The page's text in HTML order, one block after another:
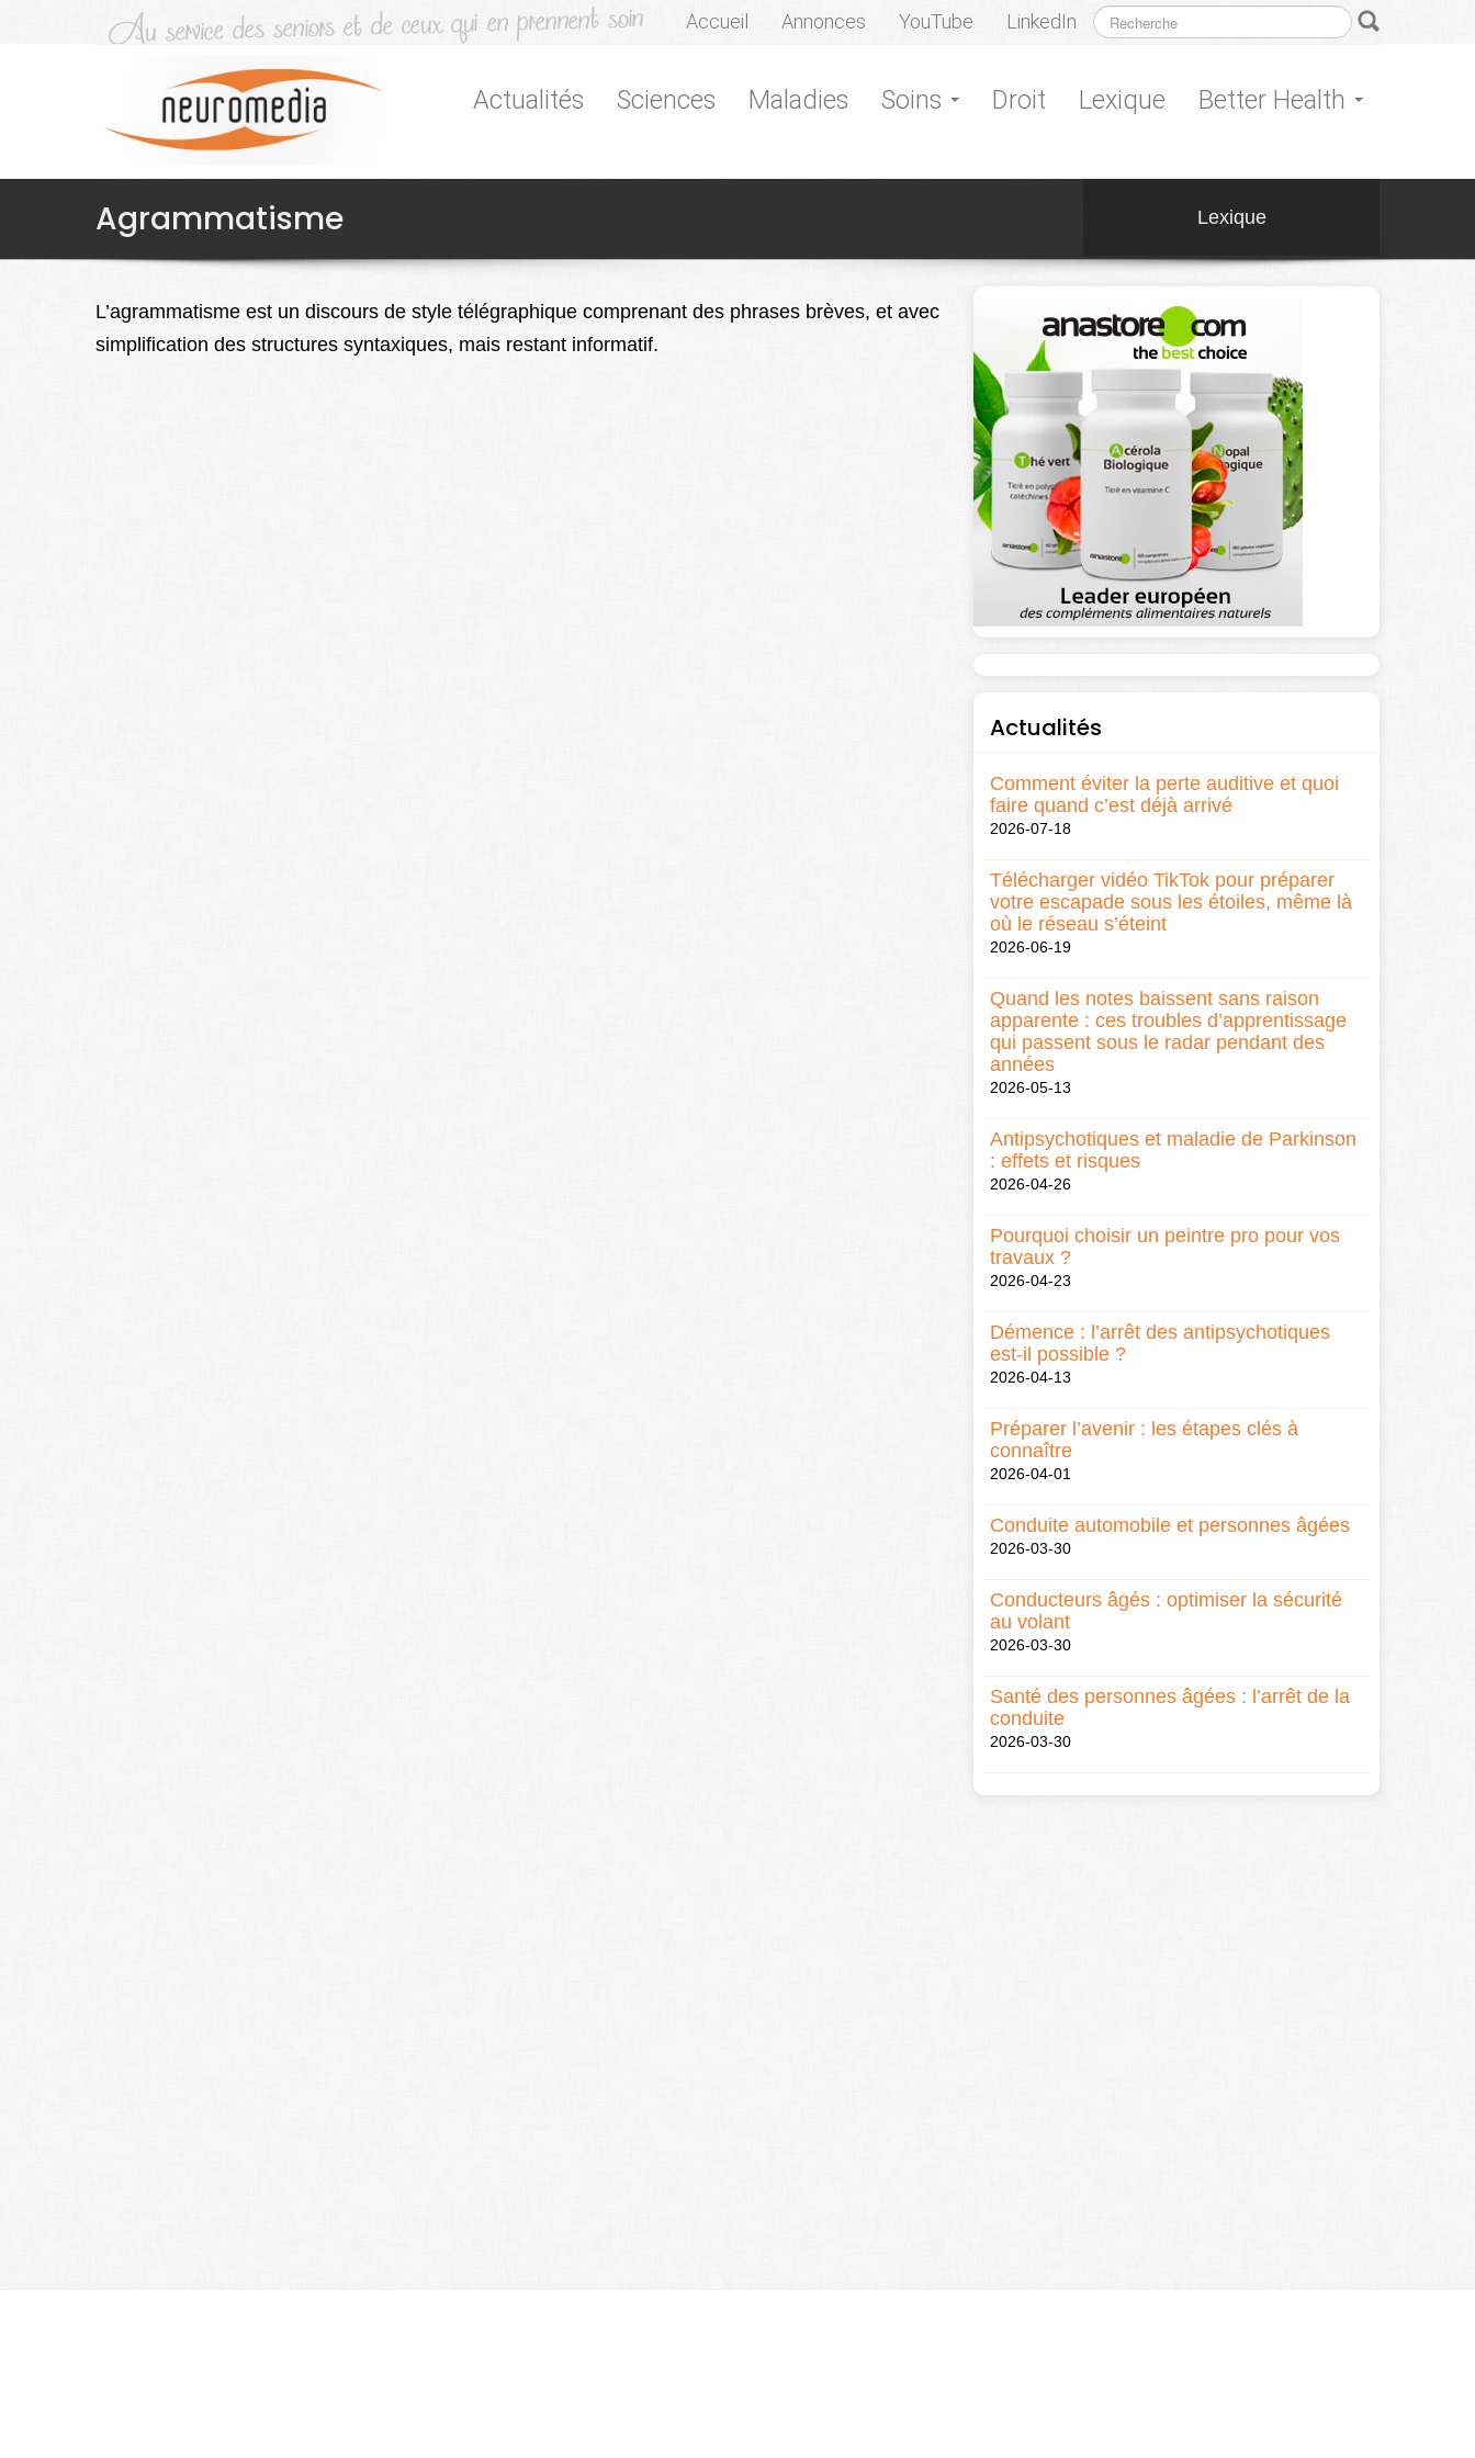
Accueil Annonces YouTube LinkedIn
Actualités Sciences Maladies Soins Droit Lexique Better Health
Agrammatisme Lexique
L’agrammatisme est un discours de style télégraphique comprenant des phrases brèves, et avec
simplification des structures syntaxiques, mais restant informatif.
Actualités
Comment éviter la perte auditive et quoi
faire quand c’est déjà arrivé
2026-07-18
Télécharger vidéo TikTok pour préparer
votre escapade sous les étoiles, même là
où le réseau s’éteint
2026-06-19
Quand les notes baissent sans raison
apparente : ces troubles d’apprentissage
qui passent sous le radar pendant des
années
2026-05-13
Antipsychotiques et maladie de Parkinson
: effets et risques
2026-04-26
Pourquoi choisir un peintre pro pour vos
travaux ?
2026-04-23
Démence : l’arrêt des antipsychotiques
est-il possible ?
2026-04-13
Préparer l’avenir : les étapes clés à
connaître
2026-04-01
Conduite automobile et personnes âgées
2026-03-30
Conducteurs âgés : optimiser la sécurité
au volant
2026-03-30
Santé des personnes âgées : l’arrêt de la
conduite
2026-03-30